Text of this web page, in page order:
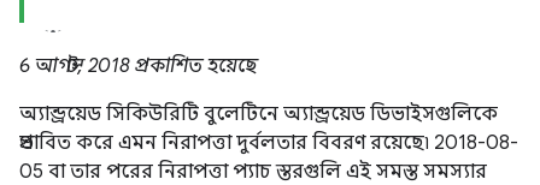
6 আগস্ট, 2018 প্রকাশিত হয়েছে
অ্যান্ড্রয়েড সিকিউরিটি বুলেটিনে অ্যান্ড্রয়েড ডিভাইসগুলিকে
প্রভাবিত করে এমন নিরাপত্তা দুর্বলতার বিবরণ রয়েছে৷ 2018-08-
05 বা তার পরের নিরাপত্তা প্যাচ স্তরগুলি এই সমস্ত সমস্যার